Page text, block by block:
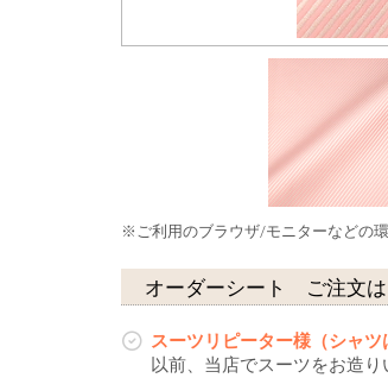
※ご利用のブラウザ/モニターなどの
オーダーシート ご注文は
スーツリピーター様（シャツ
以前、当店でスーツをお造